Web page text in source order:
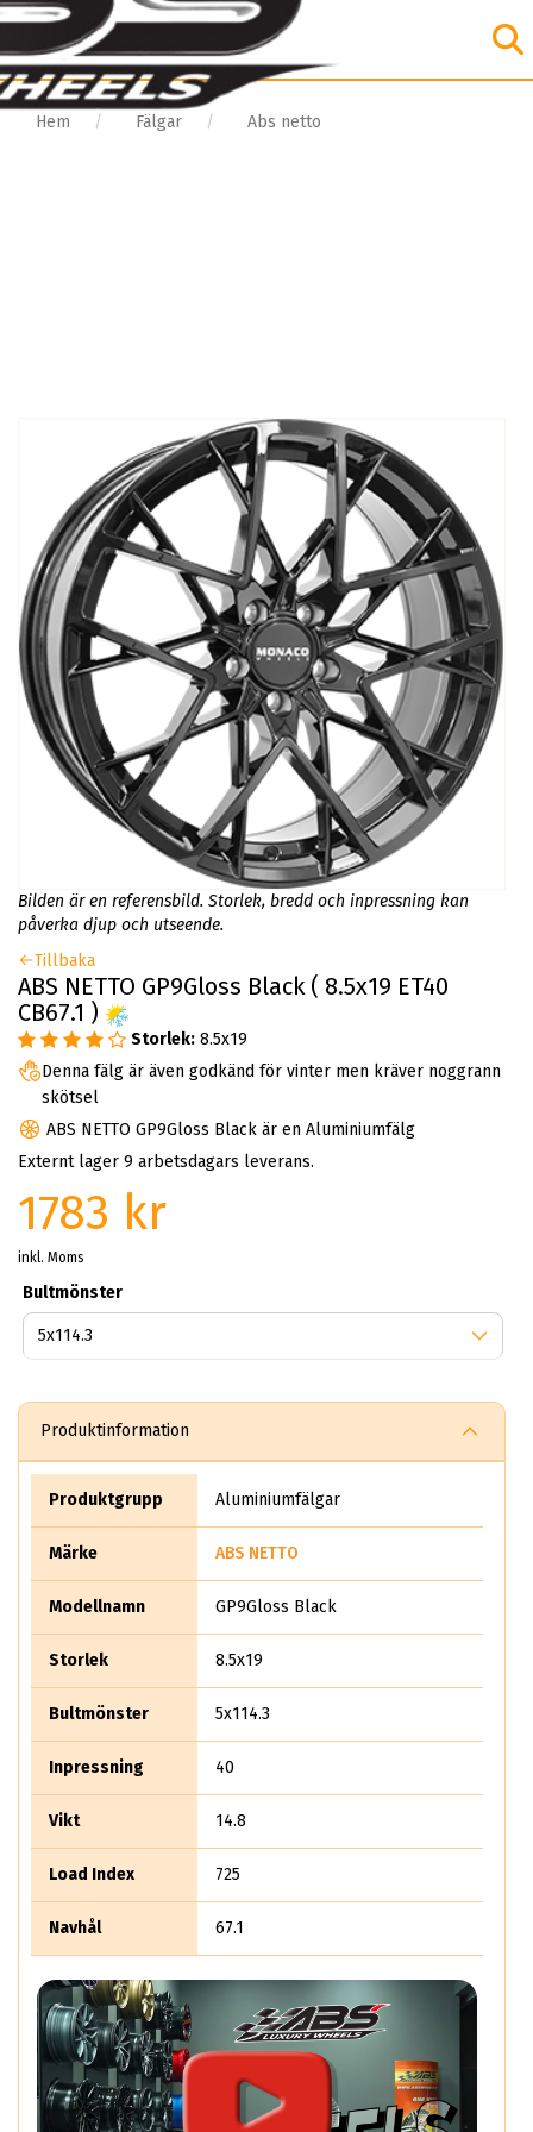
Hem Fälgar Abs netto
Bilden är en referensbild. Storlek, bredd och inpressning kan
påverka djup och utseende.
Tillbaka
ABS NETTO GP9Gloss Black ( 8.5x19 ET40
CB67.1 )
Storlek: 8.5x19
Denna fälg är även godkänd för vinter men kräver noggrann
skötsel
ABS NETTO GP9Gloss Black är en Aluminiumfälg
Externt lager 9 arbetsdagars leverans.
1783 kr
inkl. Moms
Bultmönster
Produktinformation
Produktgrupp Aluminiumfälgar
Märke ABS NETTO
Modellnamn GP9Gloss Black
Storlek 8.5x19
Bultmönster 5x114.3
Inpressning 40
Vikt 14.8
Load Index 725
Navhål 67.1